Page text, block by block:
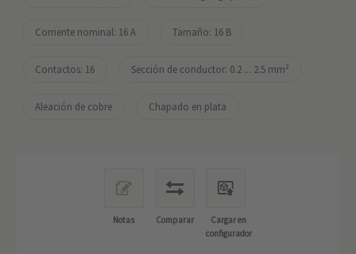
Corriente nominal: ‌16 A Tamaño: 16 B
Contactos: 16 Sección de conductor: 0.2 ... 2.5 mm²
Aleación de cobre Chapado en plata
Notas Comparar
Cargar en
configurador